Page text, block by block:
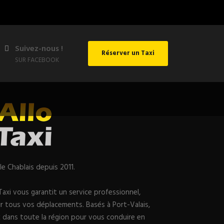
Suivez-nous !
SUR FACEBOOK
Réserver un Taxi
depuis 2011.
vous garantit un service professionnel,
vos déplacements. Basés à Port-Valais,
toute la région pour vous conduire en